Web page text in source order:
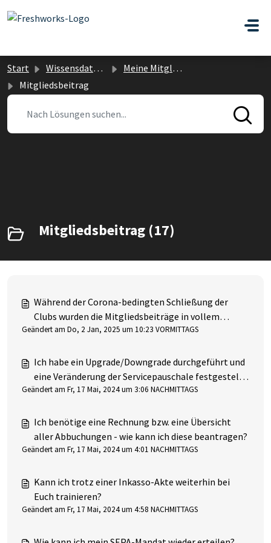
Zum hauptsächlichen Inhalt gehen
Start Wissensdatenbank
Meine Mitgliedschaft
Mitgliedsbeitrag
Mitgliedsbeitrag (17)
Während der Corona-bedingten Schließung der
Clubs wurden die Mitgliedsbeiträge in vollem
Umfang abgebucht - welche Möglichkeiten zur
Geändert am Do, 2 Jan, 2025 um 10:23 VORMITTAGS
Ich habe ein Upgrade/Downgrade durchgeführt und
eine Veränderung der Servicepauschale festgestellt
- wie ist das möglich?
Geändert am Fr, 17 Mai, 2024 um 3:06 NACHMITTAGS
Ich benötige eine Rechnung bzw. eine Übersicht
aller Abbuchungen - wie kann ich diese beantragen?
Geändert am Fr, 17 Mai, 2024 um 4:01 NACHMITTAGS
Kann ich trotz einer Inkasso-Akte weiterhin bei
Euch trainieren?
Geändert am Fr, 17 Mai, 2024 um 4:58 NACHMITTAGS